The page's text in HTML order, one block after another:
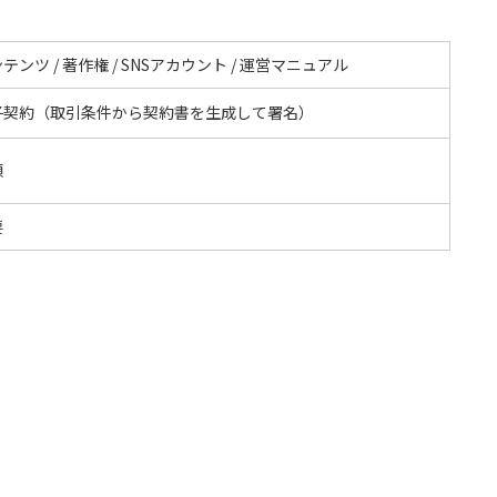
ンツ / 著作権 / SNSアカウント / 運営マニュアル
約（取引条件から契約書を生成して署名）